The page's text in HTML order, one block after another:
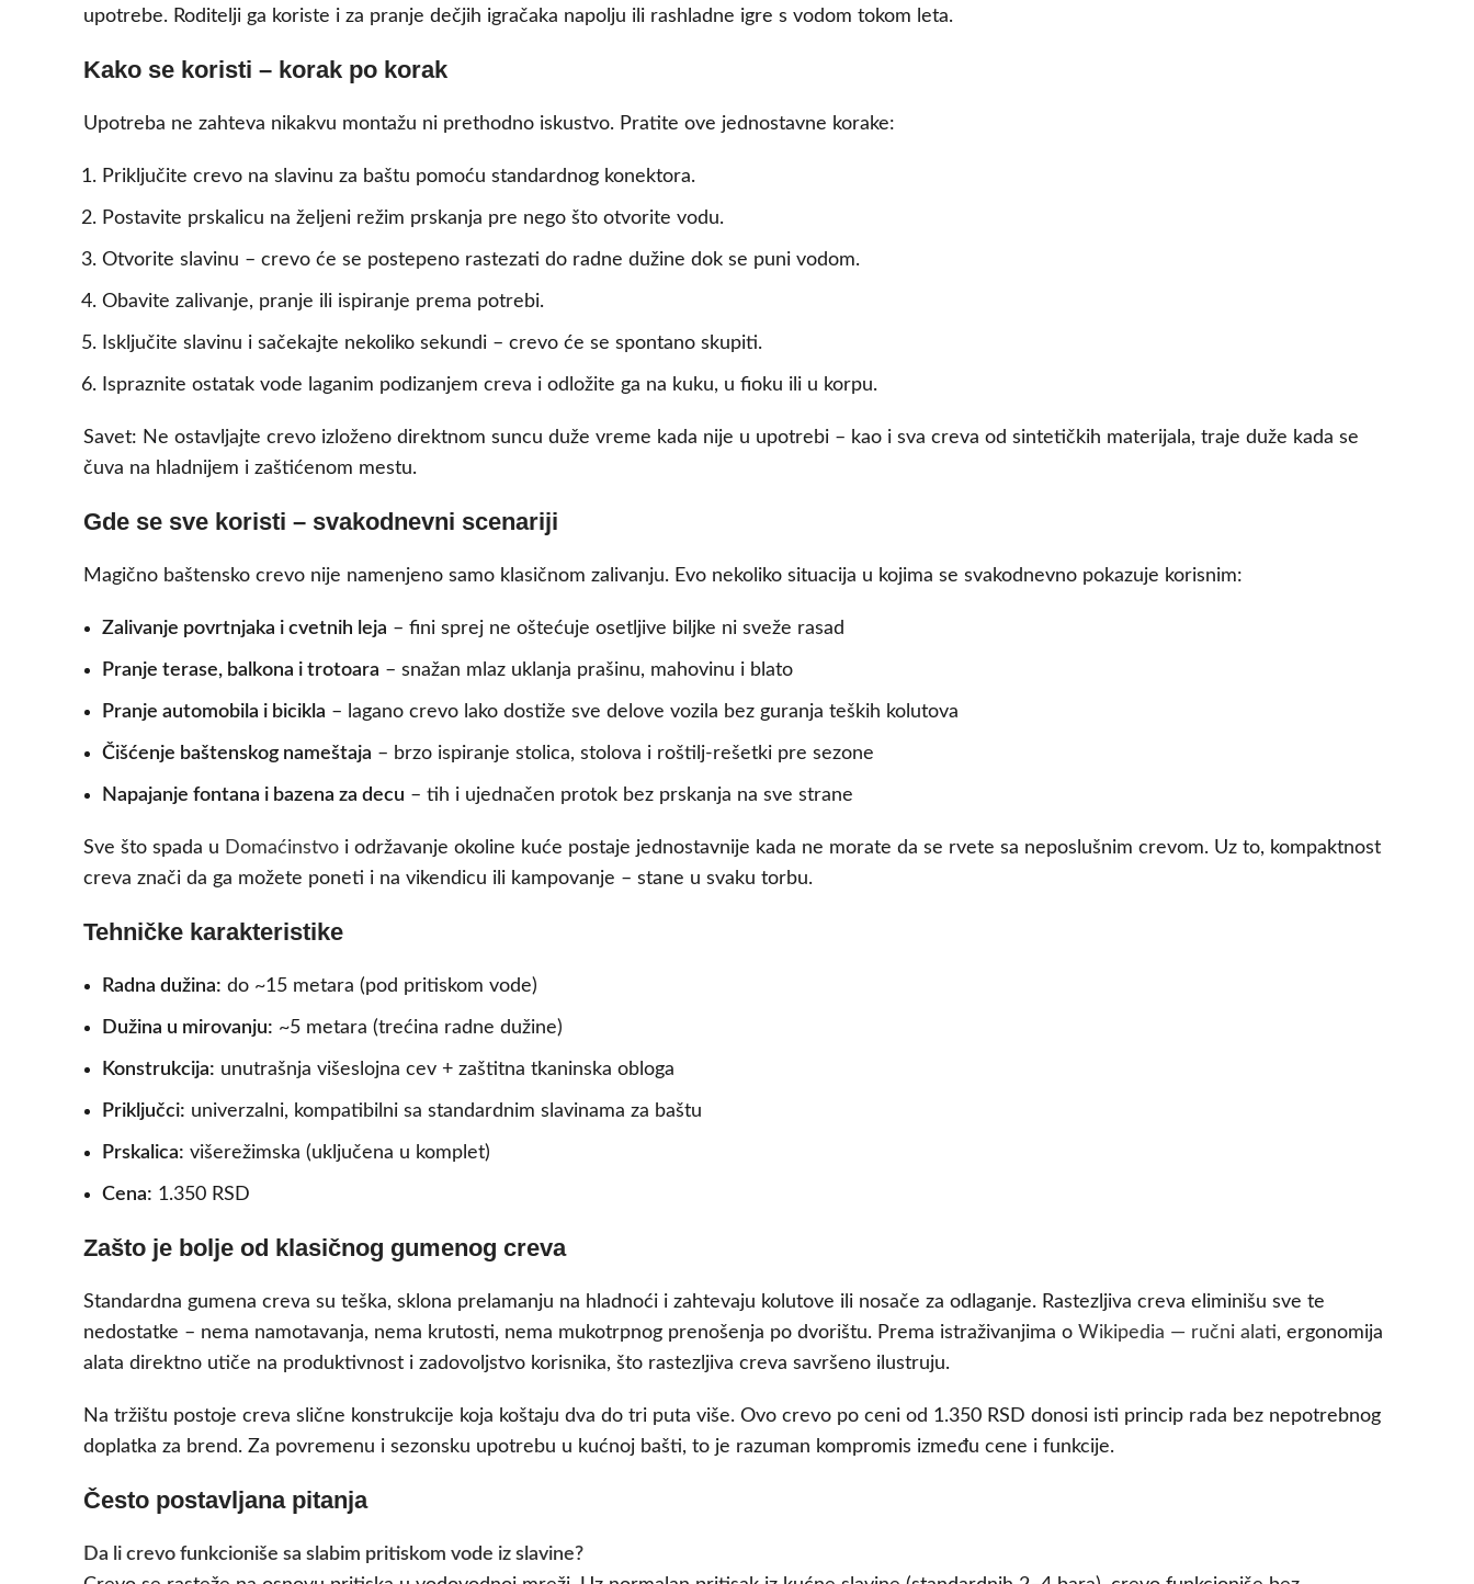
upotrebe. Roditelji ga koriste i za pranje dečjih igračaka napolju ili rashladne igre s vodom tokom leta.
Kako se koristi – korak po korak
Upotreba ne zahteva nikakvu montažu ni prethodno iskustvo. Pratite ove jednostavne korake:
Priključite crevo na slavinu za baštu pomoću standardnog konektora.
Postavite prskalicu na željeni režim prskanja pre nego što otvorite vodu.
Otvorite slavinu – crevo će se postepeno rastezati do radne dužine dok se puni vodom.
Obavite zalivanje, pranje ili ispiranje prema potrebi.
Isključite slavinu i sačekajte nekoliko sekundi – crevo će se spontano skupiti.
Ispraznite ostatak vode laganim podizanjem creva i odložite ga na kuku, u fioku ili u korpu.
Savet: Ne ostavljajte crevo izloženo direktnom suncu duže vreme kada nije u upotrebi – kao i sva creva od sintetičkih materijala, traje duže kada se
čuva na hladnijem i zaštićenom mestu.
Gde se sve koristi – svakodnevni scenariji
Magično baštensko crevo nije namenjeno samo klasičnom zalivanju. Evo nekoliko situacija u kojima se svakodnevno pokazuje korisnim:
Zalivanje povrtnjaka i cvetnih leja – fini sprej ne oštećuje osetljive biljke ni sveže rasad
Pranje terase, balkona i trotoara – snažan mlaz uklanja prašinu, mahovinu i blato
Pranje automobila i bicikla – lagano crevo lako dostiže sve delove vozila bez guranja teških kolutova
Čišćenje baštenskog nameštaja – brzo ispiranje stolica, stolova i roštilj-rešetki pre sezone
Napajanje fontana i bazena za decu – tih i ujednačen protok bez prskanja na sve strane
Sve što spada u Domaćinstvo i održavanje okoline kuće postaje jednostavnije kada ne morate da se rvete sa neposlušnim crevom. Uz to, kompaktnost
creva znači da ga možete poneti i na vikendicu ili kampovanje – stane u svaku torbu.
Tehničke karakteristike
Radna dužina: do ~15 metara (pod pritiskom vode)
Dužina u mirovanju: ~5 metara (trećina radne dužine)
Konstrukcija: unutrašnja višeslojna cev + zaštitna tkaninska obloga
Priključci: univerzalni, kompatibilni sa standardnim slavinama za baštu
Prskalica: višerežimska (uključena u komplet)
Cena: 1.350 RSD
Zašto je bolje od klasičnog gumenog creva
Standardna gumena creva su teška, sklona prelamanju na hladnoći i zahtevaju kolutove ili nosače za odlaganje. Rastezljiva creva eliminišu sve te
nedostatke – nema namotavanja, nema krutosti, nema mukotrpnog prenošenja po dvorištu. Prema istraživanjima o Wikipedia — ručni alati, ergonomija
alata direktno utiče na produktivnost i zadovoljstvo korisnika, što rastezljiva creva savršeno ilustruju.
Na tržištu postoje creva slične konstrukcije koja koštaju dva do tri puta više. Ovo crevo po ceni od 1.350 RSD donosi isti princip rada bez nepotrebnog
doplatka za brend. Za povremenu i sezonsku upotrebu u kućnoj bašti, to je razuman kompromis između cene i funkcije.
Često postavljana pitanja
Da li crevo funkcioniše sa slabim pritiskom vode iz slavine?